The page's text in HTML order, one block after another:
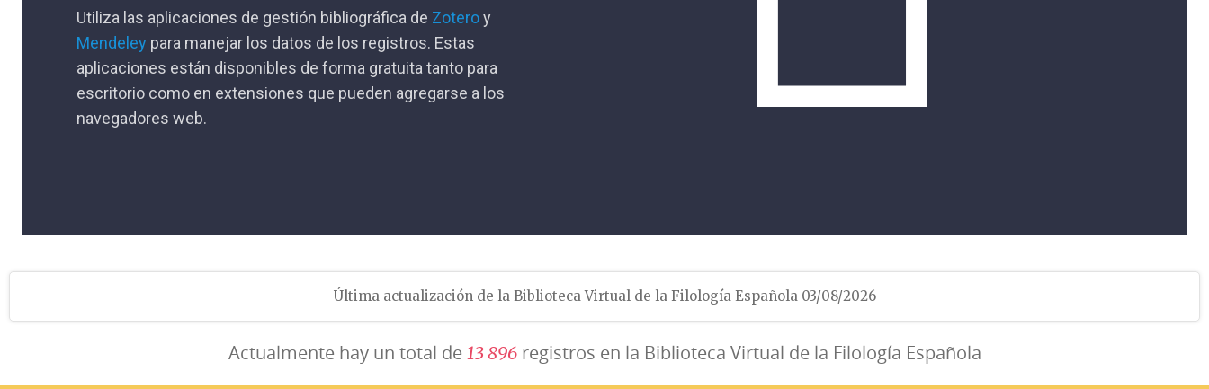
Utiliza las aplicaciones de gestión bibliográfica de Zoteroy
Mendeley para manejar los datos de los registros. Estas
aplicaciones están disponibles de forma gratuita tanto para
escritorio como en extensiones que pueden agregarse a los
navegadores web.
Última actualización de la Biblioteca Virtual de la Filología Española 03/08/2026
Actualmente hay un total de 13896registros en la Biblioteca Virtual de la Filología Española